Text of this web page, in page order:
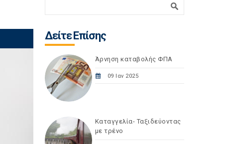
Δείτε Επίσης
Άρνηση καταβολής ΦΠΑ
09 Ιαν 2025
Καταγγελία- Ταξιδεύοντας
με τρένο